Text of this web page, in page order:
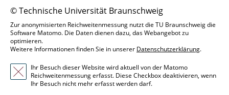
© Technische Universität Braunschweig
Zur anonymisierten Reichweitenmessung nutzt die TU Braunschweig die
Software Matomo. Die Daten dienen dazu, das Webangebot zu
optimieren.
Weitere Informationen finden Sie in unserer Datenschutzerklärung.
Ihr Besuch dieser Website wird aktuell von der Matomo
Reichweitenmessung erfasst. Diese Checkbox deaktivieren, wenn
Ihr Besuch nicht mehr erfasst werden darf.